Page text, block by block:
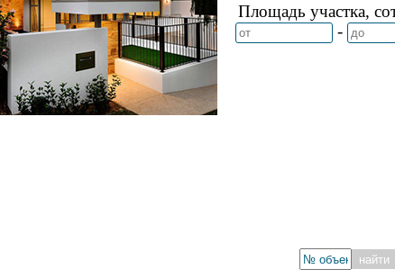
Площадь участка,
-
найти